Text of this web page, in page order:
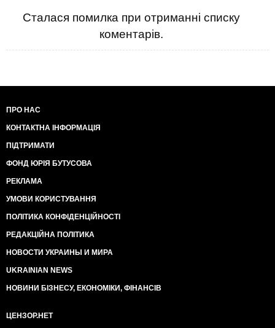
Сталася помилка при отриманні списку
коментарів.
ПРО НАС
КОНТАКТНА ІНФОРМАЦІЯ
ПІДТРИМАТИ
ФОНД ЮРІЯ БУТУСОВА
РЕКЛАМА
УМОВИ КОРИСТУВАННЯ
ПОЛІТИКА КОНФІДЕНЦІЙНОСТІ
РЕДАКЦІЙНА ПОЛІТИКА
НОВОСТИ УКРАИНЫ И МИРА
UKRAINIAN NEWS
НОВИНИ БІЗНЕСУ, ЕКОНОМІКИ, ФІНАНСІВ
ЦЕНЗОР.НЕТ